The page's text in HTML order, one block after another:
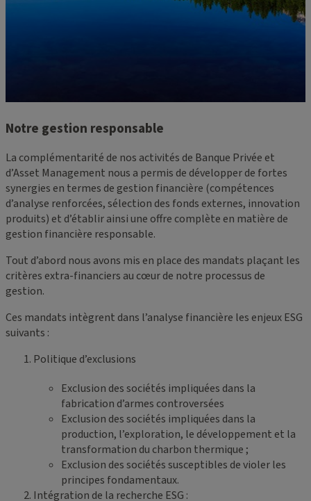
Notre gestion responsable
La complémentarité de nos activités de Banque Privée et
d’Asset Management nous a permis de développer de fortes
synergies en termes de gestion financière (compétences
d’analyse renforcées, sélection des fonds externes, innovation
produits) et d’établir ainsi une offre complète en matière de
gestion financière responsable.
Tout d’abord nous avons mis en place des mandats plaçant les
critères extra-financiers au cœur de notre processus de
gestion.
Ces mandats intègrent dans l’analyse financière les enjeux ESG
suivants :
Politique d’exclusions
Exclusion des sociétés impliquées dans la
fabrication d’armes controversées
Exclusion des sociétés impliquées dans la
production, l’exploration, le développement et la
transformation du charbon thermique ;
Exclusion des sociétés susceptibles de violer les
principes fondamentaux.
Intégration de la recherche ESG :